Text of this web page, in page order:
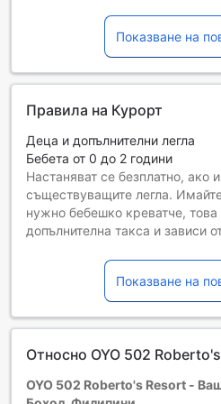
Показване на
Правила на Курорт
Деца и допълнителни легла
Бебета от 0 до 2 години
Настаняват се безплатно, ако
съществуващите легла.
нужно бебешко креватче,
допълнителна такса и зависи
Безплатен престой, ако се
Гостите, навършили {0} години,
Възможността за
избрания тип стая. За повече
При резервиране на повече от
Показване на
Относно OYO 502
OYO 502 Roberto's Resort -